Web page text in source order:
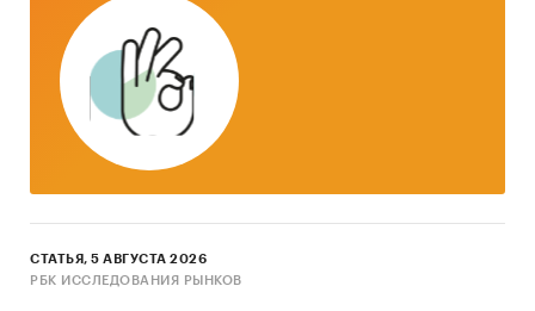
СТАТЬЯ, 5 АВГУСТА 2026
РБК ИССЛЕДОВАНИЯ РЫНКОВ